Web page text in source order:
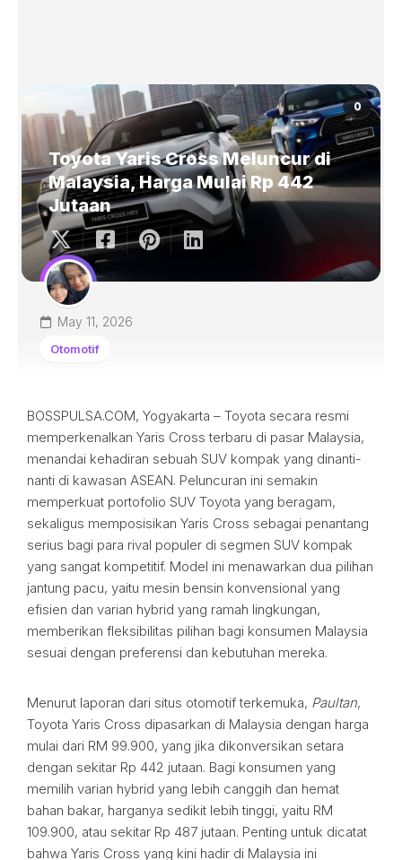
0
Toyota Yaris Cross Meluncur di
Malaysia, Harga Mulai Rp 442
Jutaan
May 11, 2026
Otomotif
BOSSPULSA.COM, Yogyakarta – Toyota secara resmi
memperkenalkan Yaris Cross terbaru di pasar Malaysia,
menandai kehadiran sebuah SUV kompak yang dinanti-
nanti di kawasan ASEAN. Peluncuran ini semakin
memperkuat portofolio SUV Toyota yang beragam,
sekaligus memposisikan Yaris Cross sebagai penantang
serius bagi para rival populer di segmen SUV kompak
yang sangat kompetitif. Model ini menawarkan dua pilihan
jantung pacu, yaitu mesin bensin konvensional yang
efisien dan varian hybrid yang ramah lingkungan,
memberikan fleksibilitas pilihan bagi konsumen Malaysia
sesuai dengan preferensi dan kebutuhan mereka.
Menurut laporan dari situs otomotif terkemuka, Paultan,
Toyota Yaris Cross dipasarkan di Malaysia dengan harga
mulai dari RM 99.900, yang jika dikonversikan setara
dengan sekitar Rp 442 jutaan. Bagi konsumen yang
memilih varian hybrid yang lebih canggih dan hemat
bahan bakar, harganya sedikit lebih tinggi, yaitu RM
109.900, atau sekitar Rp 487 jutaan. Penting untuk dicatat
bahwa Yaris Cross yang kini hadir di Malaysia ini